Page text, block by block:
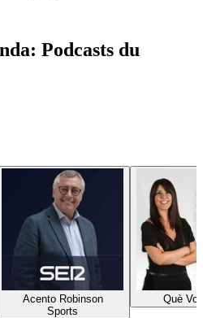
Podcasts du
Acento Robinson
Sports
Què